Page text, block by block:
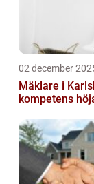
02 december
Mäklare i
kompetens